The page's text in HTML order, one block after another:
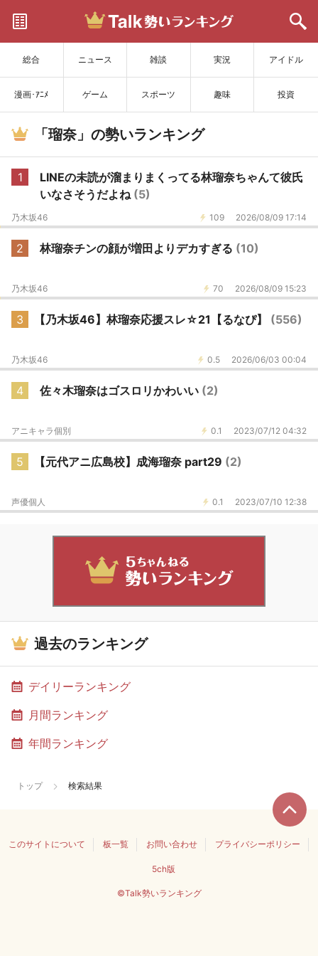
総合 ニュース 雑談 実況 アイドル
漫画･ｱﾆﾒ ゲーム スポーツ 趣味 投資
サイトを更新
「瑠奈」の勢いランキング
1
LINEの未読が溜まりまくってる林瑠奈ちゃんて彼氏
いなさそうだよね (5)
109 2026/08/09 17:14
乃木坂46
2 林瑠奈チンの顔が増田よりデカすぎる (10)
70 2026/08/09 15:23
乃木坂46
3 【乃木坂46】林瑠奈応援スレ☆21【るなぴ】 (556)
0.5 2026/06/03 00:04
乃木坂46
4 佐々木瑠奈はゴスロリかわいい (2)
0.1 2023/07/12 04:32
アニキャラ個別
5 【元代アニ広島校】成海瑠奈 part29 (2)
0.1 2023/07/10 12:38
声優個人
過去のランキング
デイリーランキング
月間ランキング
年間ランキング
トップ 検索結果
このサイトについて 板一覧 お問い合わせ プライバシーポリシー
5ch版
©Talk勢いランキング